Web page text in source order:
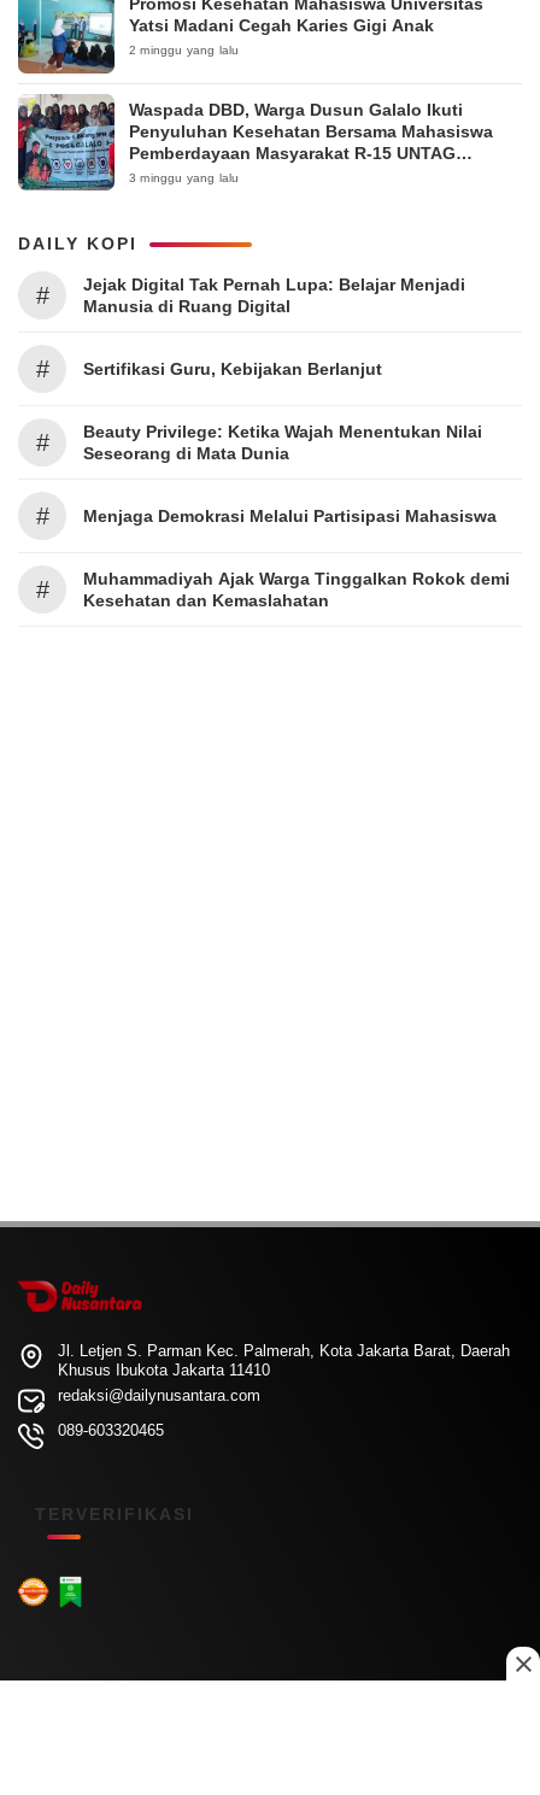
Yatsi Madani Cegah Karies Gigi Anak
2 minggu yang lalu
Waspada DBD, Warga Dusun Galalo Ikuti
Penyuluhan Kesehatan Bersama Mahasiswa
Pemberdayaan Masyarakat R-15 UNTAG
Surabaya 2026
3 minggu yang lalu
DAILY KOPI
#
Jejak Digital Tak Pernah Lupa: Belajar Menjadi
Manusia di Ruang Digital
# Sertifikasi Guru, Kebijakan Berlanjut
#
Beauty Privilege: Ketika Wajah Menentukan Nilai
Seseorang di Mata Dunia
# Menjaga Demokrasi Melalui Partisipasi Mahasiswa
#
Muhammadiyah Ajak Warga Tinggalkan Rokok demi
Kesehatan dan Kemaslahatan
Jl. Letjen S. Parman Kec. Palmerah, Kota Jakarta Barat, Daerah
Khusus Ibukota Jakarta 11410
redaksi@dailynusantara.com
089-603320465
TERVERIFIKASI